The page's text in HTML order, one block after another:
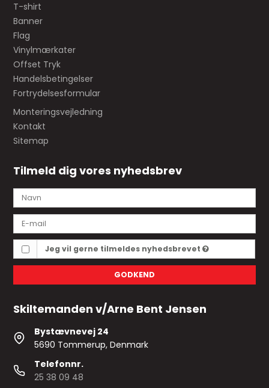
T-shirt
Banner
Flag
Vinylmærkater
Offset Tryk
Handelsbetingelser
Fortrydelsesformular
Monteringsvejledning
Kontakt
Sitemap
Tilmeld dig vores nyhedsbrev
Jeg vil gerne tilmeldes nyhedsbrevet
GODKEND
Skiltemanden v/Arne Bent Jensen
Bystævnevej 24
5690 Tommerup, Denmark
Telefonnr.
25 38 09 48